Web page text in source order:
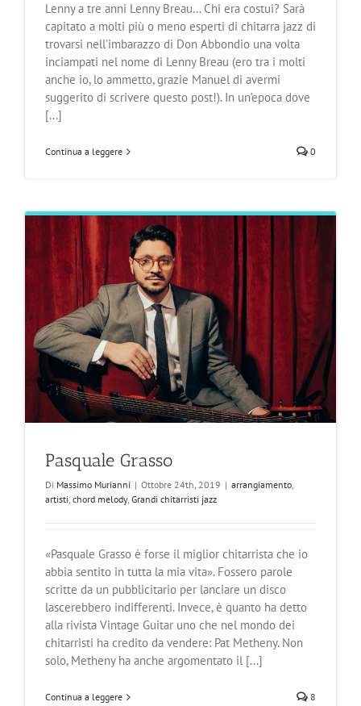
Lenny a tre anni Lenny Breau… Chi era costui? Sarà
capitato a molti più o meno esperti di chitarra jazz di
trovarsi nell’imbarazzo di Don Abbondio una volta
inciampati nel nome di Lenny Breau (ero tra i molti
anche io, lo ammetto, grazie Manuel di avermi
suggerito di scrivere questo post!). In un’epoca dove
[...]
Continua a leggere 0
Pasquale Grasso
Di Massimo Murianni | Ottobre 24th, 2019 | arrangiamento,
artisti, chord melody, Grandi chitarristi jazz
«Pasquale Grasso è forse il miglior chitarrista che io
abbia sentito in tutta la mia vita». Fossero parole
scritte da un pubblicitario per lanciare un disco
lascerebbero indifferenti. Invece, è quanto ha detto
alla rivista Vintage Guitar uno che nel mondo dei
chitarristi ha credito da vendere: Pat Metheny. Non
solo, Metheny ha anche argomentato il [...]
Continua a leggere 8